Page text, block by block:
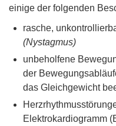
einige der folgenden
rasche,
(Nystagmus)
unbeholfene
der
das Gleichgewicht
Elektrokardiogramm